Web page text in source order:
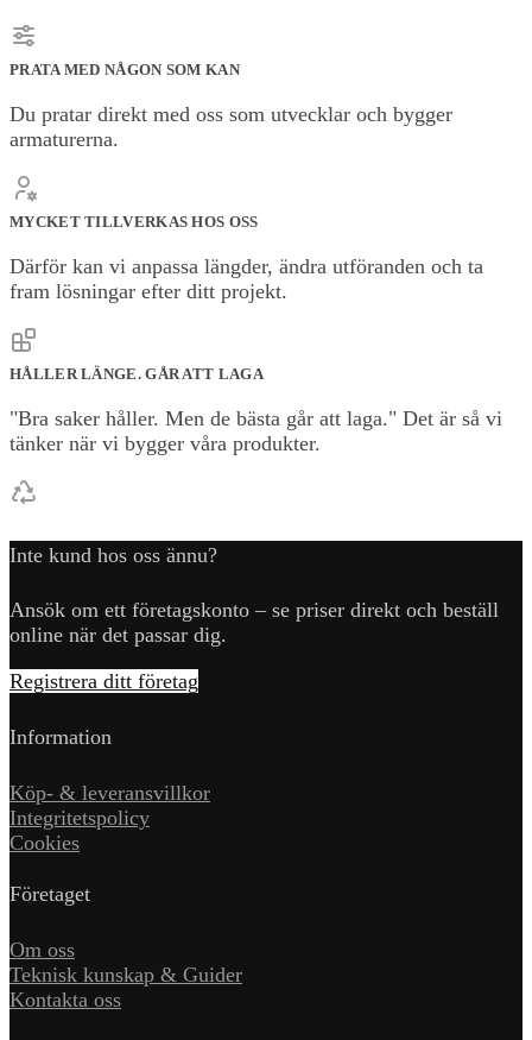
PRATA MED NÅGON SOM KAN
Du pratar direkt med oss som utvecklar och bygger
armaturerna.
MYCKET TILLVERKAS HOS OSS
Därför kan vi anpassa längder, ändra utföranden och ta
fram lösningar efter ditt projekt.
HÅLLER LÄNGE. GÅR ATT LAGA
"Bra saker håller. Men de bästa går att laga." Det är så vi
tänker när vi bygger våra produkter.
Inte kund hos oss ännu?
Ansök om ett företagskonto – se priser direkt och beställ
online när det passar dig.
Registrera ditt företag
Information
Köp- & leveransvillkor
Integritetspolicy
Cookies
Företaget
Om oss
Teknisk kunskap & Guider
Kontakta oss